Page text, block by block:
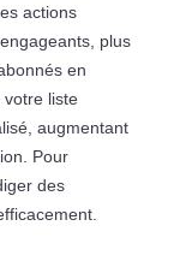
actions
plus
en
votre liste
augmentant
Pour
des